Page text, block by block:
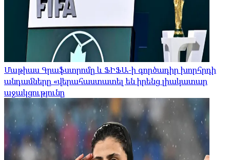
Մաթիաս Գրաֆստրոմը և ՖԻՖԱ-ի գործադիր խորհրդի
անդամները «վերահաստատել են իրենց լիակատար
աջակցությունը